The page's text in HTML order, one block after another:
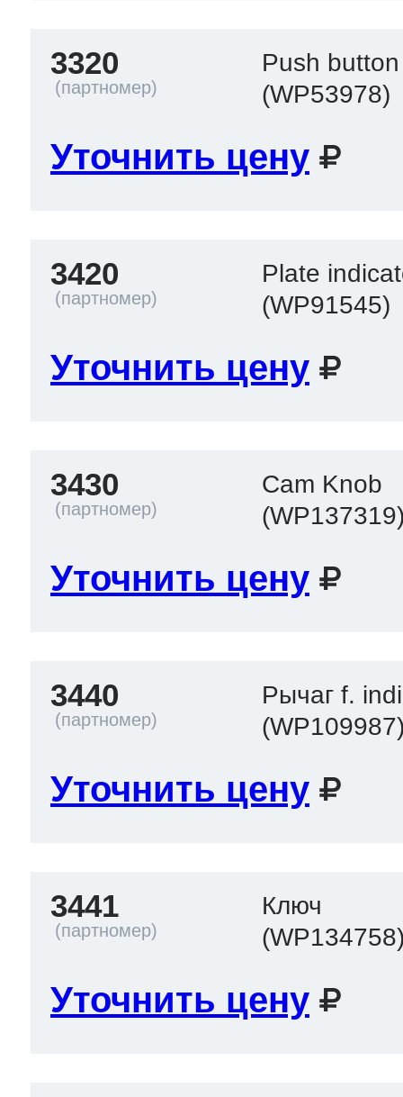
3320
Push
(WP53978)
Уточнить цену
3420
Plate
(WP91545)
Уточнить цену
3430
Cam Knob
Уточнить цену
3440
Рычаг f.
Уточнить цену
3441
Ключ
Уточнить цену